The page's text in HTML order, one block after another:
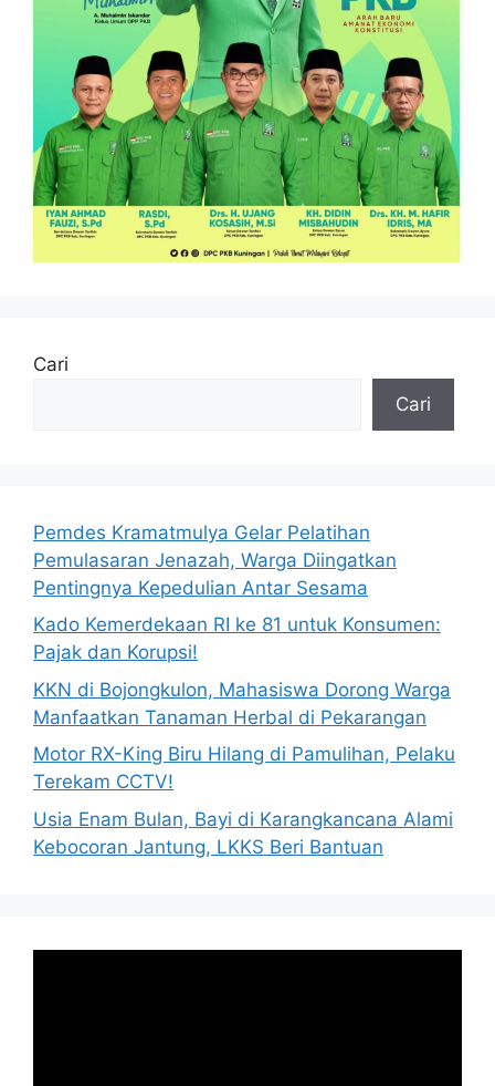
Cari
Cari
Pemdes Kramatmulya Gelar Pelatihan
Pemulasaran Jenazah, Warga Diingatkan
Pentingnya Kepedulian Antar Sesama
Kado Kemerdekaan RI ke 81 untuk Konsumen:
Pajak dan Korupsi!
KKN di Bojongkulon, Mahasiswa Dorong Warga
Manfaatkan Tanaman Herbal di Pekarangan
Motor RX-King Biru Hilang di Pamulihan, Pelaku
Terekam CCTV!
Usia Enam Bulan, Bayi di Karangkancana Alami
Kebocoran Jantung, LKKS Beri Bantuan